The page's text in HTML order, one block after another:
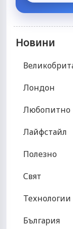
Новини
Лондон
Любопитно
Лайфстайл
Полезно
Свят
Технологии
България